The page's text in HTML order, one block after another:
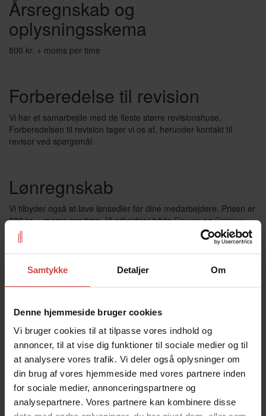
Samtykke Detaljer Om
Denne hjemmeside bruger cookies
Vi bruger cookies til at tilpasse vores indhold og
annoncer, til at vise dig funktioner til sociale medier og til
at analysere vores trafik. Vi deler også oplysninger om
din brug af vores hjemmeside med vores partnere inden
for sociale medier, annonceringspartnere og
analysepartnere. Vores partnere kan kombinere disse
Årsregnskab og
oplysningsskema
800 kr. + moms per time
Forberedelse til revision
Vi har et samarbejde med de fleste større revisionshuse.
Forberedelsen til revision tager vi os af, herunder kontakt til
revisor ved spørgsmål.
Lønregnskab
Vi tilbyder også at lave lønsedler for dine medarbejdere. Prisen er
600 kr. + moms per time. Vi arbejder i bådeDanlønogDataløn.
Regnskabsprogrammer
Vores bogholdere og controllere arbejder i de mest anerkendte
SAP, Microsoft Dynamics NAV og Microsoft Dynamics 365
Du kan sende os en mail på:
info@daniaregnskab.dk
Book et online møde med os her